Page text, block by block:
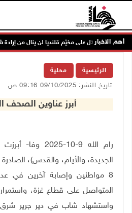
أهم الاخبار
الاحتلال على مخيّم قلنديا لن ينال من إرادة
الرئيسية محلية
تاريخ النشر: 09/10/2025 09:16 ص
أبرز عناوين الصحف
رام الله 9-10-
الجديدة، والأيام، والقدس)،
8 مواطنين وإصابة آخرين في
المتواصل على قطاع غزة،
واستشهاد شاب في دير جرير شرق